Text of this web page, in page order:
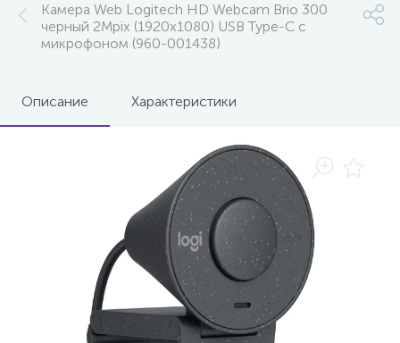
Камера Web Logitech HD Webcam Brio 300
черный 2Mpix (1920x1080) USB Type-C с
микрофоном (960-001438)
Описание Характеристики